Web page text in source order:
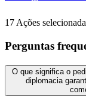
17 Ações
Perguntas
O que significa o
diplomacia